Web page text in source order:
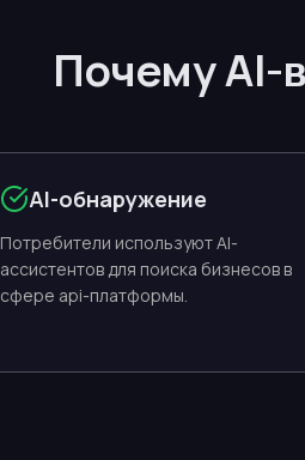
Почему AI-
AI-обнаружение
Потребители используют AI-
ассистентов для поиска бизнесов в
сфере api-платформы.